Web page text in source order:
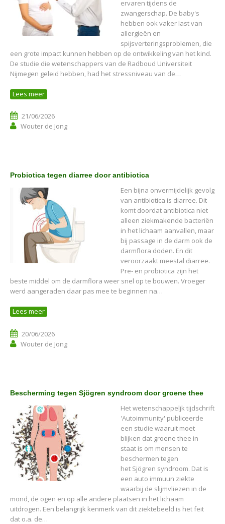
ervaren tijdens de
zwangerschap. De baby's
hebben ook vaker last van
allergieën en
spijsverteringsproblemen, die
een grote impact kunnen hebben op de ontwikkeling van het kind.
De studie die wetenschappers van de Radboud Universiteit
Nijmegen geleid hebben, had het stressniveau van de…
Lees meer
21/06/2026
Wouter de Jong
Probiotica tegen diarree door antibiotica
Een bijna onvermijdelijk gevolg
van antibiotica is diarree. Dit
komt doordat antibiotica niet
alleen ziekmakende bacteriën
in het lichaam aanvallen, maar
bij passage in de darm ook de
darmflora doden. En dit
veroorzaakt meestal diarree.
Pre- en probiotica zijn het
beste middel om de darmflora weer snel op te bouwen. Vroeger
werd aangeraden daar pas mee te beginnen na…
Lees meer
20/06/2026
Wouter de Jong
Bescherming tegen Sjögren syndroom door groene thee
Het wetenschappeljk tijdschrift
'Autoimmunity' publiceerde
een studie waaruit moet
blijken dat groene thee in
staat is om mensen te
beschermen tegen
het Sjögren syndroom. Dat is
een auto immuun ziekte
waarbij de slijmvliezen in de
mond, de ogen en op alle andere plaatsen in het lichaam
uitdrogen. Een belangrijk kenmerk van dit ziektebeeld is het feit
dat o.a. de…